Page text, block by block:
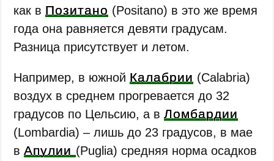
как в Позитано (Positano) в это же время
года она равняется девяти градусам.
Разница присутствует и летом.
Например, в южной Калабрии (Calabria)
воздух в среднем прогревается до 32
градусов по Цельсию, а вЛомбардии
(Lombardia) – лишь до 23 градусов, в мае
вАпулии (Puglia) средняя норма осадков